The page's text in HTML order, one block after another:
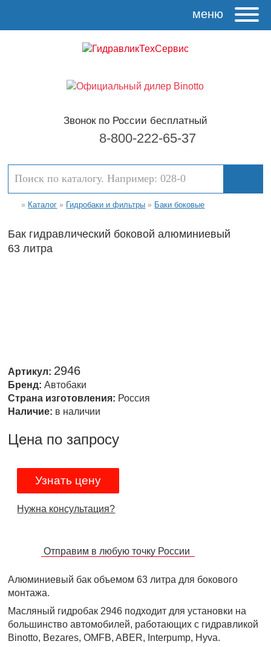
меню
Звонок по России бесплатный
8-800-222-65-37
» Каталог » Гидробаки и фильтры » Баки боковые
Бак гидравлический боковой алюминиевый
63 литра
Артикул: 2946
Бренд: Автобаки
Страна изготовления: Россия
Наличие: в наличии
Цена по запросу
Узнать цену
Нужна консультация?
Отправим в любую точку России
Алюминиевый бак объемом 63 литра для бокового
монтажа.
Масляный гидробак 2946 подходит для установки на
большинство автомобилей, работающих с гидравликой
Binotto, Bezares, OMFB, ABER, Interpump, Hyva.